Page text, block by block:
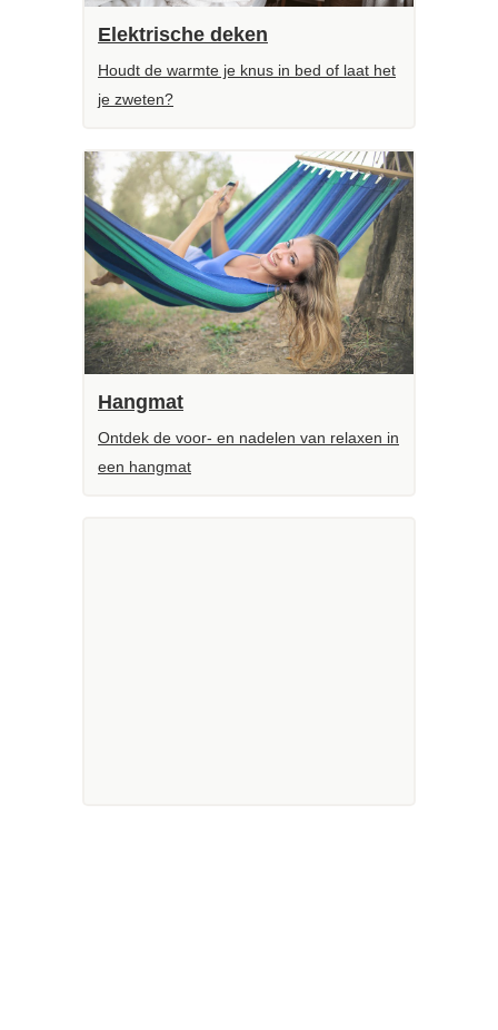
Elektrische deken
Houdt de warmte je knus in bed of laat het
je zweten?
Hangmat
Ontdek de voor- en nadelen van relaxen in
een hangmat